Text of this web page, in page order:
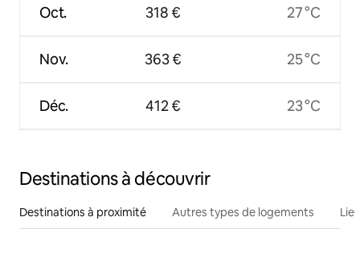
Oct.
Nov.
Déc.
318 €
363 €
412 €
27 °C
25 °C
23 °C
Destinations à découvrir
Destinations à proximité Autres types de logements